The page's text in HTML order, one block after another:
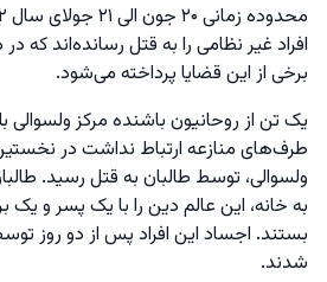
افراد غیر نظامی را به قتل رسانده‌اند
برخی از این قضایا پرداخته می‌شود.
یک تن از روحانیون باشنده مرکز
طرف‌های منازعه ارتباط نداشت در
ولسوالی، توسط طالبان به قتل رسید.
به خانه، این عالم دین را با یک پسر و یک
بستند. اجساد این افراد پس از دو روز
شدند.